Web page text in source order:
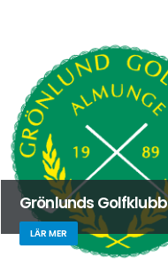
Grönlunds Golfklubb
LÄR MER